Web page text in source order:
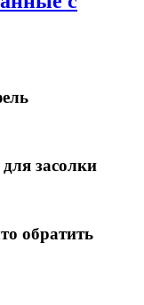
засолки
обратить